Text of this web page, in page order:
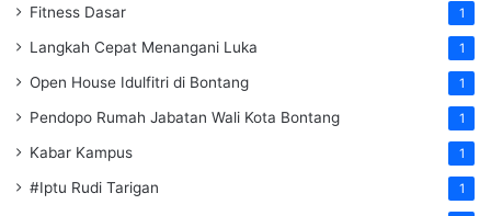
Fitness Dasar 1
Langkah Cepat Menangani Luka 1
Open House Idulfitri di Bontang 1
Pendopo Rumah Jabatan Wali Kota Bontang 1
Kabar Kampus 1
#Iptu Rudi Tarigan 1